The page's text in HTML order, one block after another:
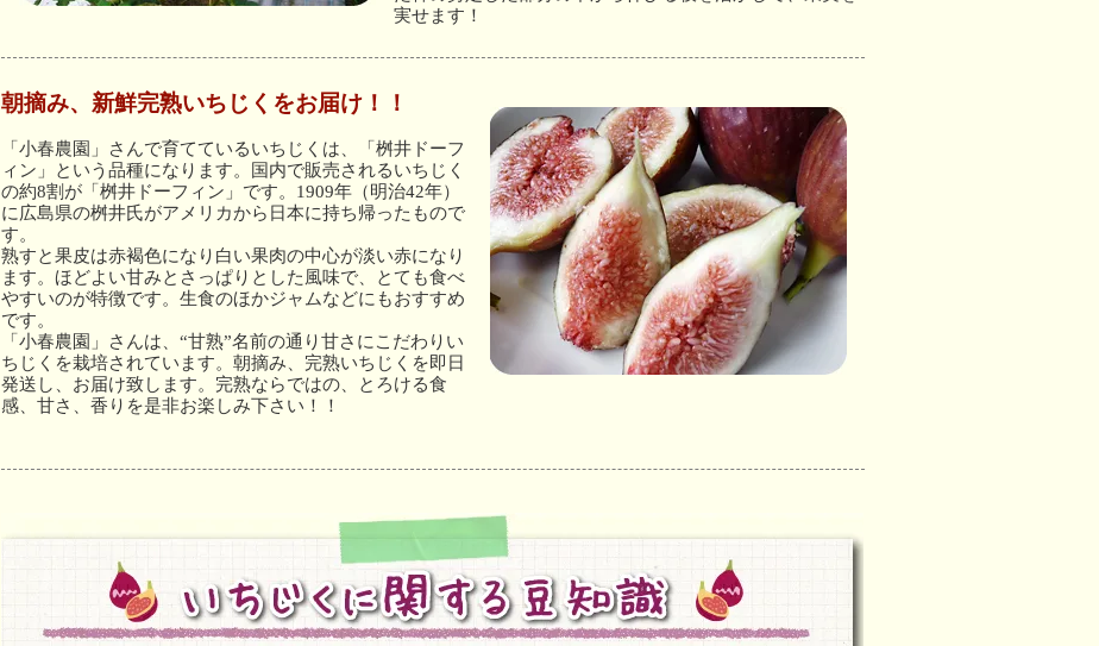
実せます！
朝摘み、新鮮完熟いちじくをお届け！！
「小春農園」さんで育てているいちじくは、「桝井ドーフ
ィン」という品種になります。国内で販売されるいちじく
の約8割が「桝井ドーフィン」です。1909年（明治42年）
に広島県の桝井氏がアメリカから日本に持ち帰ったもので
す。
熟すと果皮は赤褐色になり白い果肉の中心が淡い赤になり
ます。ほどよい甘みとさっぱりとした風味で、とても食べ
やすいのが特徴です。生食のほかジャムなどにもおすすめ
です。
「小春農園」さんは、“甘熟”名前の通り甘さにこだわりい
ちじくを栽培されています。朝摘み、完熟いちじくを即日
発送し、お届け致します。完熟ならではの、とろける食
感、甘さ、香りを是非お楽しみ下さい！！